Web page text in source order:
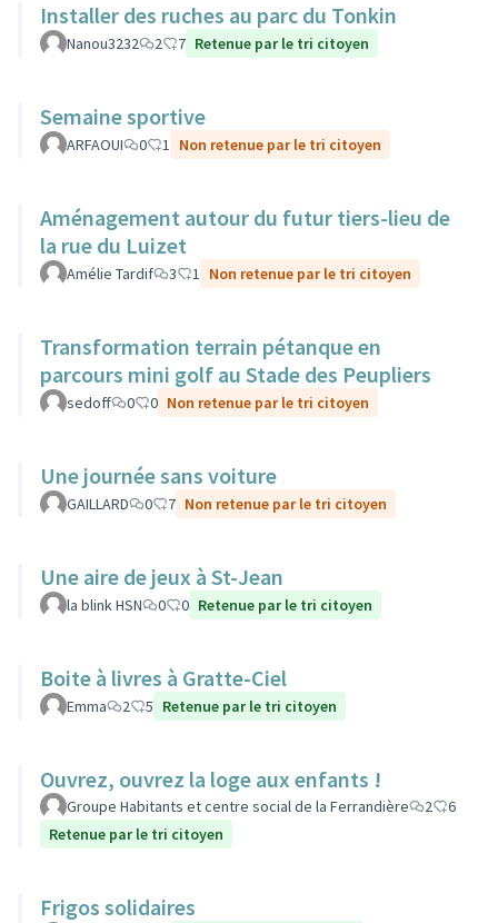
Installer des ruches au parc du Tonkin
Nanou3232 2 7 Retenue par le tri citoyen
Semaine sportive
ARFAOUI 0 1 Non retenue par le tri citoyen
Aménagement autour du futur tiers-lieu de
la rue du Luizet
Amélie Tardif 3 1 Non retenue par le tri citoyen
Transformation terrain pétanque en
parcours mini golf au Stade des Peupliers
sedoff 0 0 Non retenue par le tri citoyen
Une journée sans voiture
GAILLARD 0 7 Non retenue par le tri citoyen
Une aire de jeux à St-Jean
la blink HSN 0 0 Retenue par le tri citoyen
Boite à livres à Gratte-Ciel
Emma 2 5 Retenue par le tri citoyen
Ouvrez, ouvrez la loge aux enfants !
Groupe Habitants et centre social de la Ferrandière 2
6
Retenue par le tri citoyen
Frigos solidaires